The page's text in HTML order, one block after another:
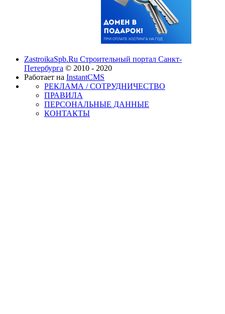
ZastroikaSpb.Ru Строительный портал Санкт-
Петербурга © 2010 - 2020
Работает на InstantCMS
РЕКЛАМА / СОТРУДНИЧЕСТВО
ПРАВИЛА
ПЕРСОНАЛЬНЫЕ ДАННЫЕ
КОНТАКТЫ